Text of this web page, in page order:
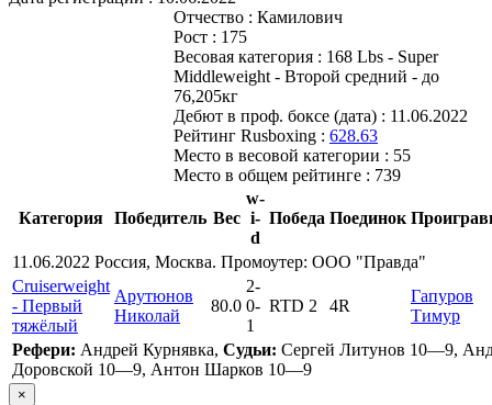
Отчество : Камилович
Рост : 175
Весовая категория : 168 Lbs - Super
Middleweight - Второй средний - до
76,205кг
Дебют в проф. боксе (дата) : 11.06.2022
Рейтинг Rusboxing : 628.63
Место в весовой категории : 55
Место в общем рейтинге : 739
Категория Победитель Вес
w-
i-
d
Победа Поединок
11.06.2022 Россия, Москва. Промоутер: ООО "Правда"
Cruiserweight
- Первый
тяжёлый
Арутюнов
Николай
80.0
2-
0-
1
RTD 2 4R
Гапуров
Тимур
Рефери: Андрей Курнявка, Судьи: Сергей Литунов 10—9,
Доровской 10—9, Антон Шарков 10—9
×